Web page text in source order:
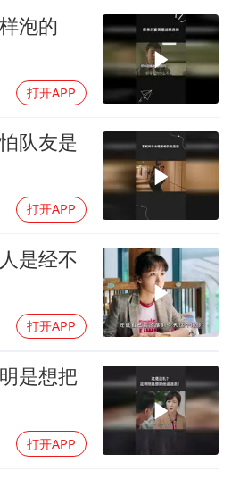
27岁女子成组织卖淫集团主犯被通缉
感觉全东北都在等7号
80后女柜员逆袭成4200亿银行副行长
进开新局 实干挑大梁
泡的
打开APP
队友是
打开APP
是经不
打开APP
是想把
打开APP